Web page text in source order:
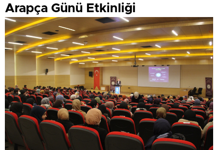
Arapça Günü Etkinliği